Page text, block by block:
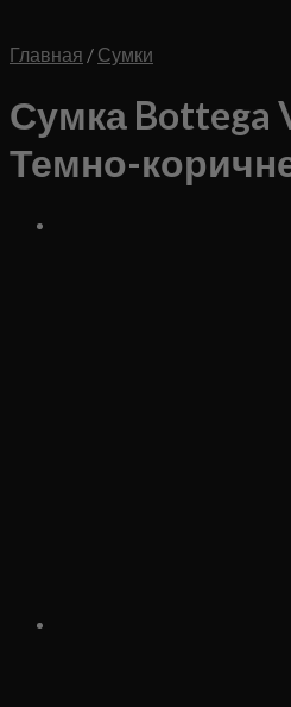
Главная / Сумки
Сумка Bottega
Темно-